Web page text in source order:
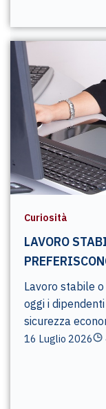
Curiosità
LAVORO
Lavoro stabile
oggi i
sicurezza
16 Luglio 2026